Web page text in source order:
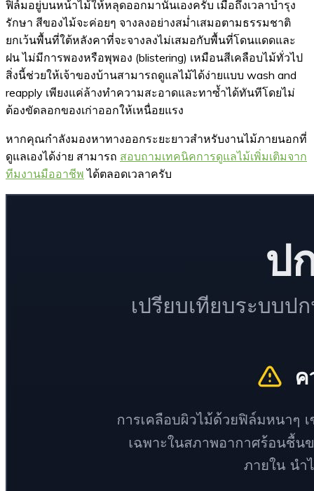
ฟิล์มอยู่บนหน้าไม้ให้หลุดออกมานั่นเองครับ เมื่อถึงเวลาบำรุง
รักษา สีของไม้จะค่อยๆ จางลงอย่างสม่ำเสมอตามธรรมชาติ
ยกเว้นพื้นที่ใต้หลังคาที่จะจางลงไม่เสมอกับพื้นที่โดนแดดและ
ฝน ไม่มีการพองหรือพุพอง (blistering) เหมือนสีเคลือบไม้ทั่วไป
สิ่งนี้ช่วยให้เจ้าของบ้านสามารถดูแลไม้ได้ง่ายแบบ wash and
reapply เพียงแค่ล้างทำความสะอาดและทาซ้ำได้ทันทีโดยไม่
ต้องขัดลอกของเก่าออกให้เหนื่อยแรง
หากคุณกำลังมองหาทางออกระยะยาวสำหรับงานไม้ภายนอกที่
ดูแลเองได้ง่าย สามารถ สอบถามเทคนิคการดูแลไม้เพิ่มเติมจาก
ทีมงานมืออาชีพ ได้ตลอดเวลาครับ